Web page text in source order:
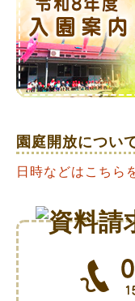
園庭開放につい
日時などはこちら